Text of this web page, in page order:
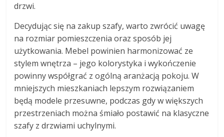
drzwi.
Decydując się na zakup szafy, warto zwrócić uwagę
na rozmiar pomieszczenia oraz sposób jej
użytkowania. Mebel powinien harmonizować ze
stylem wnętrza – jego kolorystyka i wykończenie
powinny współgrać z ogólną aranżacją pokoju. W
mniejszych mieszkaniach lepszym rozwiązaniem
będą modele przesuwne, podczas gdy w większych
przestrzeniach można śmiało postawić na klasyczne
szafy z drzwiami uchylnymi.